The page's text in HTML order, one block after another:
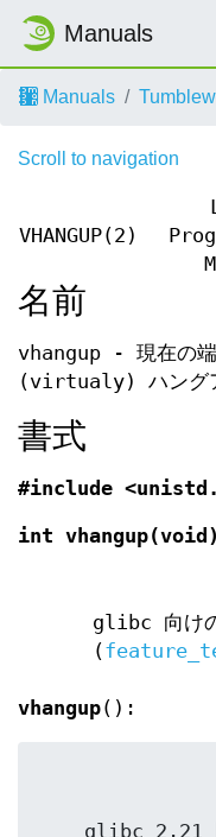
Manuals
Manuals
Scroll to navigation
VHANGUP(2)
名前
vhangup - 現在の端
(virtualy) ハング
書式
#include
int
glibc 向けの
(
vhangup():